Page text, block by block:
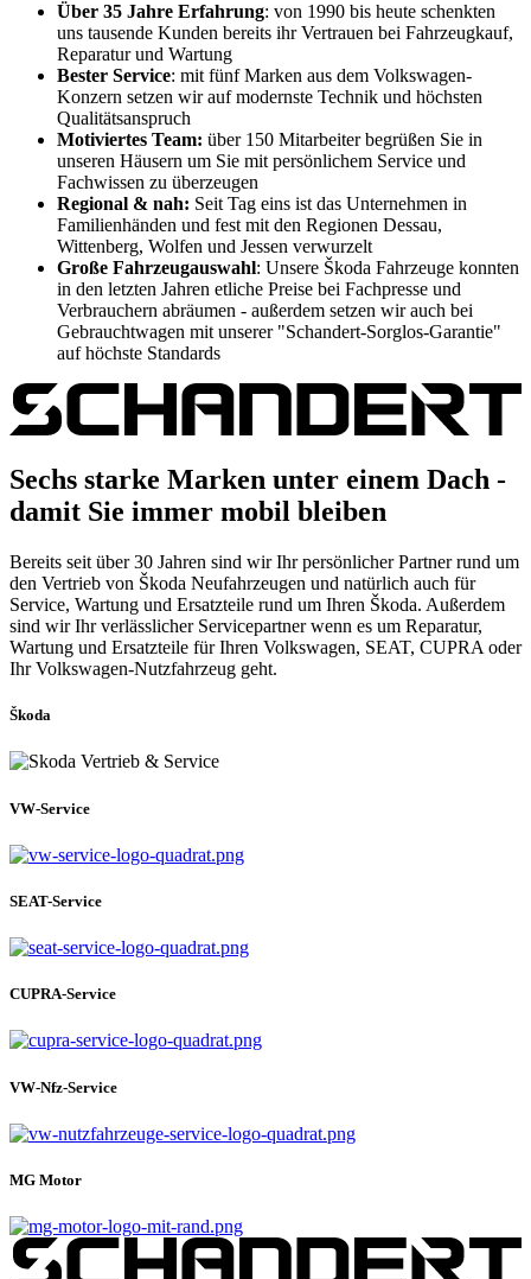
Über 35 Jahre Erfahrung: von 1990 bis heute schenkten
uns tausende Kunden bereits ihr Vertrauen bei Fahrzeugkauf,
Reparatur und Wartung
Bester Service: mit fünf Marken aus dem Volkswagen-
Konzern setzen wir auf modernste Technik und höchsten
Qualitätsanspruch
Motiviertes Team: über 150 Mitarbeiter begrüßen Sie in
unseren Häusern um Sie mit persönlichem Service und
Fachwissen zu überzeugen
Regional & nah: Seit Tag eins ist das Unternehmen in
Familienhänden und fest mit den Regionen Dessau,
Wittenberg, Wolfen und Jessen verwurzelt
Große Fahrzeugauswahl: Unsere Škoda Fahrzeuge konnten
in den letzten Jahren etliche Preise bei Fachpresse und
Verbrauchern abräumen - außerdem setzen wir auch bei
Gebrauchtwagen mit unserer "Schandert-Sorglos-Garantie"
auf höchste Standards
Sechs starke Marken unter einem Dach -
damit Sie immer mobil bleiben
Bereits seit über 30 Jahren sind wir Ihr persönlicher Partner rund um
den Vertrieb von Škoda Neufahrzeugen und natürlich auch für
Service, Wartung und Ersatzteile rund um Ihren Škoda. Außerdem
sind wir Ihr verlässlicher Servicepartner wenn es um Reparatur,
Wartung und Ersatzteile für Ihren Volkswagen, SEAT, CUPRA oder
Ihr Volkswagen-Nutzfahrzeug geht.
Škoda
VW-Service
SEAT-Service
CUPRA-Service
VW-Nfz-Service
MG Motor